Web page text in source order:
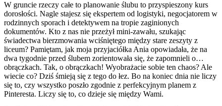
W gruncie rzeczy całe to planowanie ślubu to przyspieszony kurs
dorosłości. Nagle stajesz się ekspertem od logistyki, negocjatorem w
rodzinnych sporach i detektywem na tropie zaginionych
dokumentów. Kto z nas nie przeżył mini-zawału, szukając
świadectwa bierzmowania wciśniętego między stare zeszyty z
liceum? Pamiętam, jak moja przyjaciółka Ania opowiadała, że na
dwa tygodnie przed ślubem zorientowała się, że zapomnieli o…
obrączkach. Tak, o obrączkach! Wyobrażacie sobie ten chaos? Ale
wiecie co? Dziś śmieją się z tego do łez. Bo na koniec dnia nie liczy
się to, czy wszystko poszło zgodnie z perfekcyjnym planem z
Pinteresta. Liczy się to, co dzieje się między Wami.